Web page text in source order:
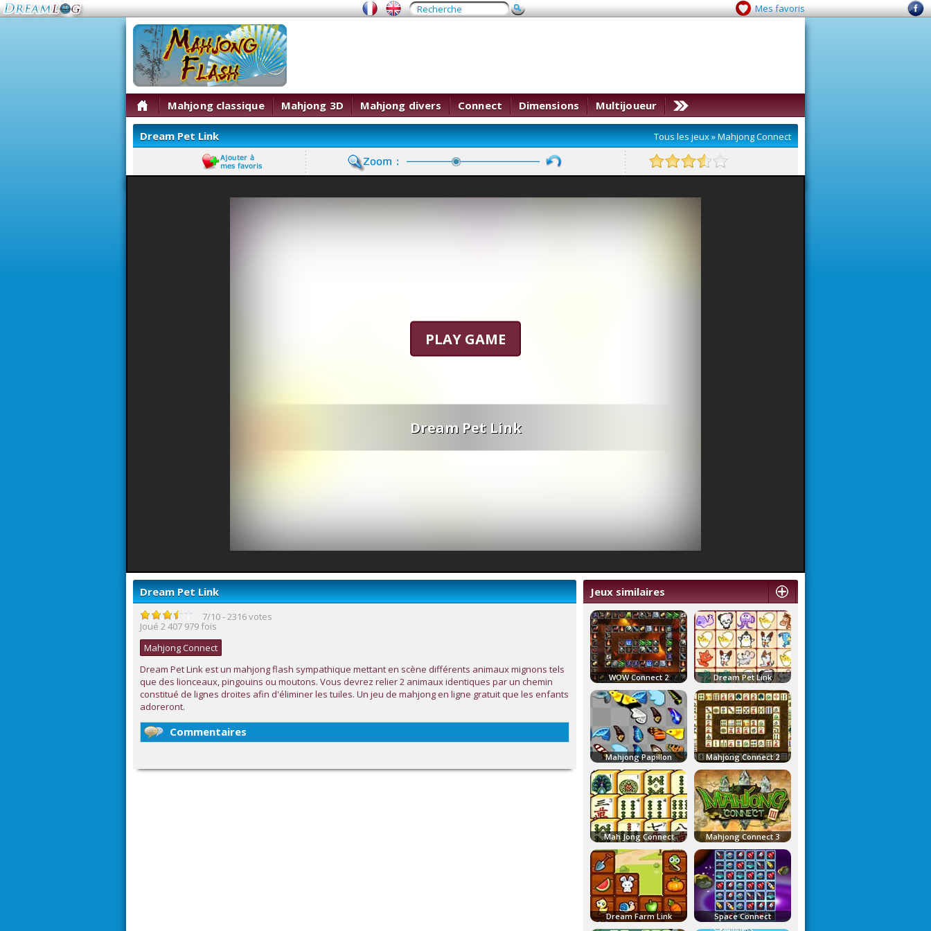
Mes favoris
Mahjong classique Mahjong 3D Mahjong divers Connect Dimensions Multijoueur
Dream Pet Link Tous les jeux»Mahjong Connect
PLAY GAME
Dream Pet Link
Dream Pet Link
7/10-2316votes
Joué 2 407 979 fois
Mahjong Connect
Dream Pet Link est un mahjong flash sympathique mettant en scène différents animaux mignons tels
que des lionceaux, pingouins ou moutons. Vous devrez relier 2 animaux identiques par un chemin
constitué de lignes droites afin d'éliminer les tuiles. Un jeu de mahjong en ligne gratuit que les enfants
adoreront.
Commentaires
Jeux similaires
WOW Connect 2 Dream Pet Link
Mahjong Papillon Mahjong Connect 2
Mah Jong Connect Mahjong Connect 3
Dream Farm Link Space Connect